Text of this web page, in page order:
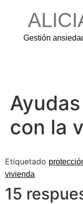
Gestión
con la
Etiquetado
vivienda
15